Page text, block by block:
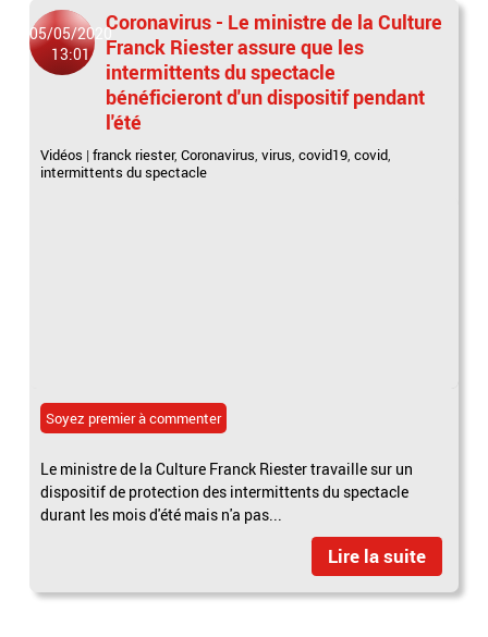
05/05/2020
13:01
Coronavirus - Le ministre de la Culture
Franck Riester assure que les
intermittents du spectacle
bénéficieront d'un dispositif pendant
l'été
Vidéos |franck riester,Coronavirus ,virus ,covid19 ,covid
intermittents du spectacle
Soyez premier à commenter
Le ministre de la Culture Franck Riester travaille sur un
dispositif de protection des intermittents du spectacle
durant les mois d'été mais n'a pas...
Lire la suite